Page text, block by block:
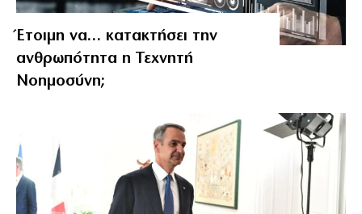
Έτοιμη να… κατακτήσει την
ανθρωπότητα η Τεχνητή
Νοημοσύνη;